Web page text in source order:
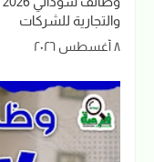
والتجارية للشركات
٨ أغسطس ٢٠٢٦